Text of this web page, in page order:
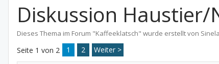
Diskussion
Dieses Thema im Forum "Kaffeeklatsch" wurde erstellt von Sinela
Seite 1 von 2 1 2 Weiter >